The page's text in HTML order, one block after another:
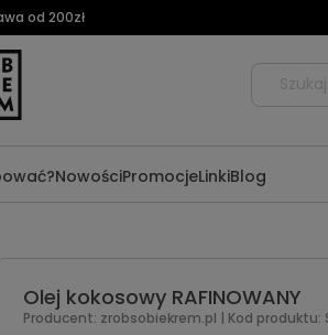
od 200zł
NowościPromocjeLinkiBlog
Olej kokosowy RAFINOWANY
Producent: zrobsobiekrem.pl | Kod produktu: